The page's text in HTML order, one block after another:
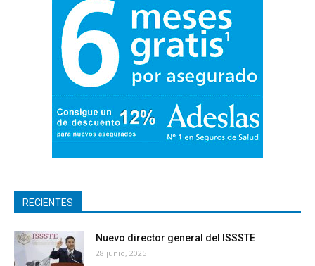
RECIENTES
Nuevo director general del ISSSTE
28 junio, 2025